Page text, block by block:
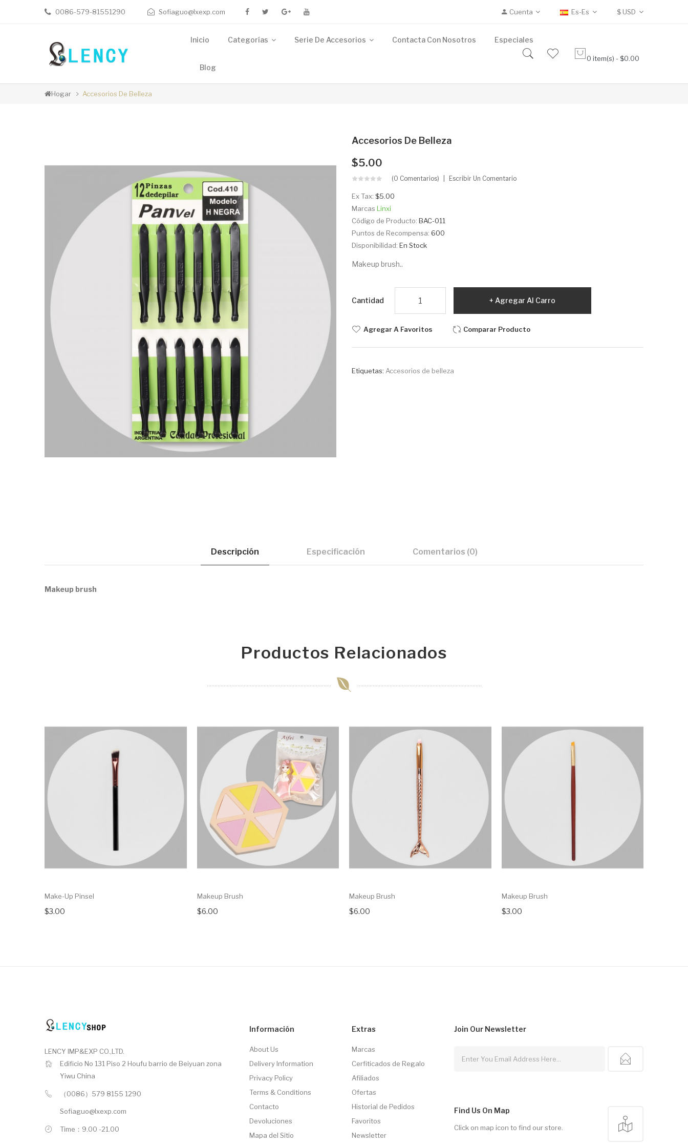
0086-579-81551290 Sofiaguo@lxexp.com Cuenta Es-Es $ USD
Inicio Categorías Serie De Accesorios Contacta Con Nosotros Especiales
Blog
0 item(s) - $0.00
Hogar Accesorios De Belleza
Accesorios De Belleza
$5.00
(0 Comentarios) Escribir Un Comentario
Ex Tax: $5.00
Marcas Linxi
Código de Producto: BAC-011
Puntos de Recompensa: 600
Disponibilidad: En Stock
Makeup brush..
Cantidad Agregar Al Carro
Agregar A Favoritos Comparar Producto
Etiquetas: Accesorios de belleza
Descripción Especificación Comentarios (0)
Makeup brush
Productos Relacionados
Make-Up Pinsel
$3.00
Makeup Brush
$6.00
Makeup Brush
$6.00
Makeup Brush
$3.00
LENCY IMP&EXP CO.,LTD.
Edificio No 131 Piso 2 Houfu barrio de Beiyuan zona
Yiwu China
（0086）579 8155 1290
Sofiaguo@lxexp.com
Time：9.00 -21.00
Información
About Us
Delivery Information
Privacy Policy
Terms & Conditions
Contacto
Devoluciones
Mapa del Sitio
Extras
Marcas
Cerfiticados de Regalo
Afiliados
Ofertas
Historial de Pedidos
Favoritos
Newsletter
Join Our Newsletter
Find Us On Map
Click on map icon to find our store.